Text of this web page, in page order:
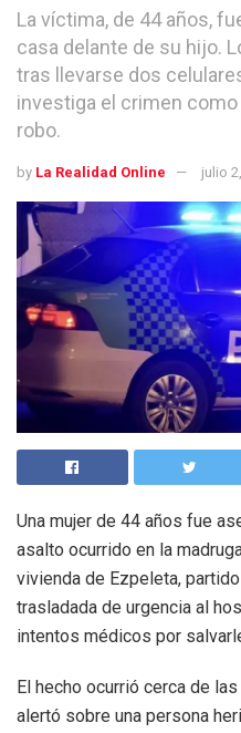
La víctima, de 44 años,
casa delante de su hijo.
tras llevarse dos
investiga el crimen
robo.
by La Realidad Online julio
Una mujer de 44 años fue
asalto ocurrido en la
vivienda de Ezpeleta,
trasladada de urgencia al
intentos médicos por
El hecho ocurrió cerca de
alertó sobre una persona